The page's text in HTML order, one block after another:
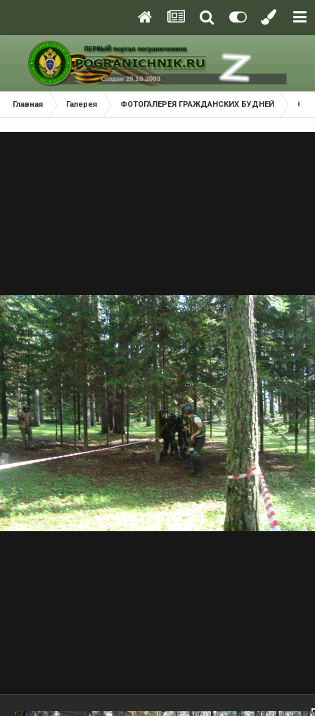
Главная Галерея ФОТОГАЛЕРЕЯ ГРАЖДАНСКИХ БУДНЕЙ